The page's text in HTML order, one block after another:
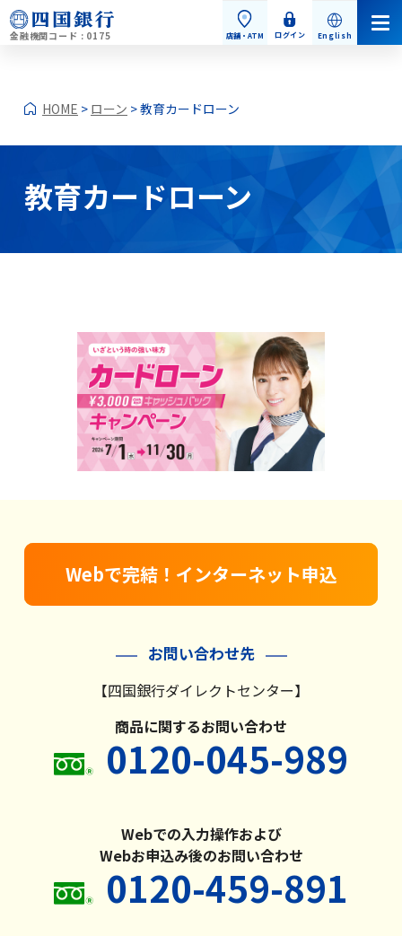
金融機関コード : 0175
個人のお客さま
店舗・ATM
お手続き・お問い合わせ
金利・手数料・為替
口座開設
金融商品仲介(投資信託等)
サービス一覧
English
ログイン
HOME > ローン > 教育カードローン
教育カードローン
Webで完結！インターネット申込
お問い合わせ先
【四国銀行ダイレクトセンター】
商品に関するお問い合わせ
0120-045-989
Webでの入力操作および
Webお申込み後のお問い合わせ
0120-459-891